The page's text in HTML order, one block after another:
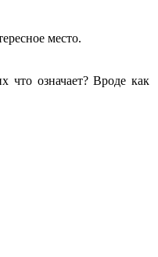
место.
означает? Вроде как